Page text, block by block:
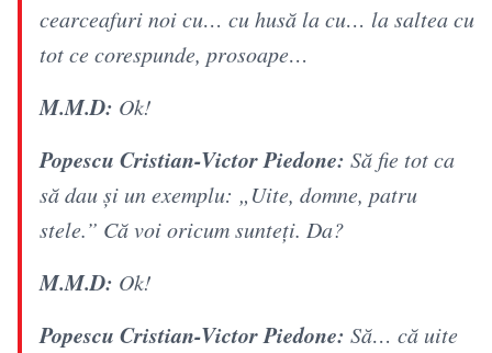
cearceafuri noi cu… cu husă la cu… la saltea cu
tot ce corespunde, prosoape…
M.M.D: Ok!
​Popescu Cristian-Victor Piedone: Să fie tot ca
să dau și un exemplu: „Uite, domne, patru
stele.” Că voi oricum sunteți. Da?
M.M.D: Ok!
Popescu Cristian-Victor Piedone: Să… că uite